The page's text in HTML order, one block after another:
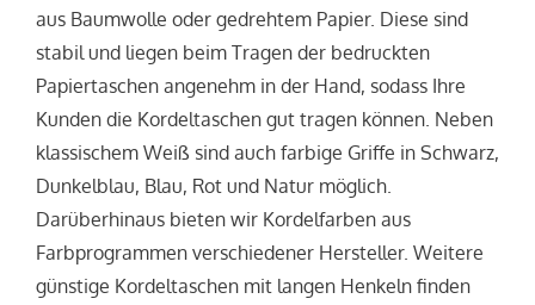
aus Baumwolle oder gedrehtem Papier. Diese sind
stabil und liegen beim Tragen der bedruckten
Papiertaschen angenehm in der Hand, sodass Ihre
Kunden die Kordeltaschen gut tragen können. Neben
klassischem Weiß sind auch farbige Griffe in Schwarz,
Dunkelblau, Blau, Rot und Natur möglich.
Darüberhinaus bieten wir Kordelfarben aus
Farbprogrammen verschiedener Hersteller. Weitere
günstige Kordeltaschen mit langen Henkeln finden